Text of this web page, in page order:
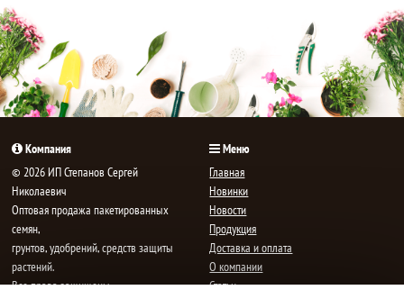
Компания
© 2026 ИП Степанов Сергей
Николаевич
Oптовая продажа пакетированных
семян,
грунтов, удобрений, средств защиты
растений.
Все права защищены.
Меню
Главная
Новинки
Новости
Продукция
Доставка и оплата
О компании
Статьи